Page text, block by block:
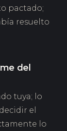
pactado;
resuelto
del
tuya; lo
el
lo